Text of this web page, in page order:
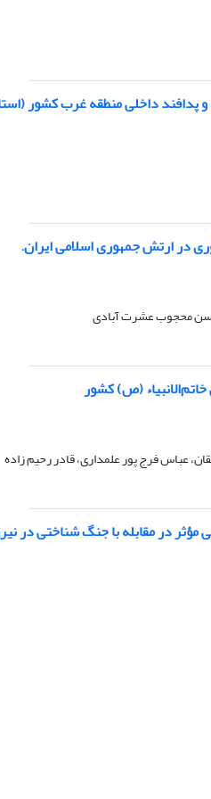
داخلی منطقه غرب کشور
در ارتش جمهوری اسلامی ایران.
حسن محجوب عشرت آبادی
(ص) کشور
عباس فرج پور علمداری، قادر رحیم زاده
در مقابله با جنگ شناختی در